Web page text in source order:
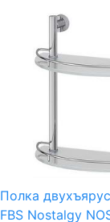
Полка
FBS Nostalgy